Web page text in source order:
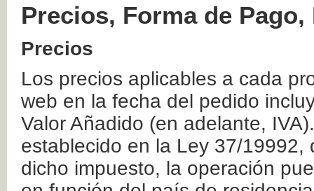
Precios, Forma de
Precios
Los precios aplicables a cada
web en la fecha del pedido
Valor Añadido (en adelante,
establecido en la Ley 37/
dicho impuesto, la operación